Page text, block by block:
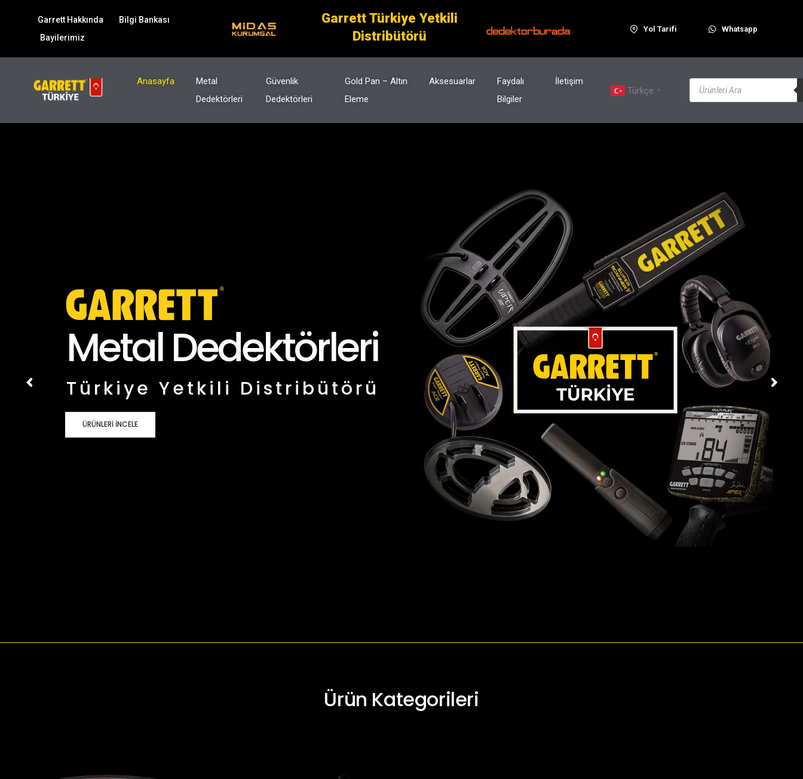
Garrett Hakkında
Bilgi Bankası
Bayilerimiz
Garrett Türkiye Yetkili
Distribütörü
Yol Tarifi Whatsapp
Anasayfa
Metal
Dedektörleri
Güvenlik
Dedektörleri
Gold Pan – Altın
Eleme
Aksesuarlar
Faydalı
Bilgiler
İletişim
Türkçe
▼
Türkiye Yetkili Distribütörü
Metal Dedektörleri
ÜRÜNLERİ İNCELE
Ürün Kategorileri